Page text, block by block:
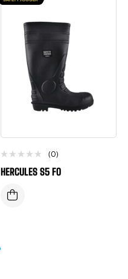
(0)
HERCULES S5 FO